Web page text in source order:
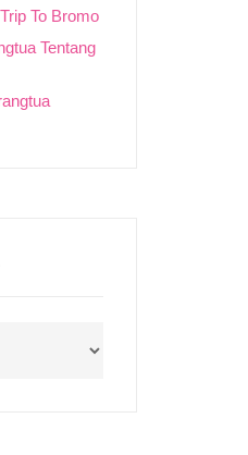
To Bromo
Tentang